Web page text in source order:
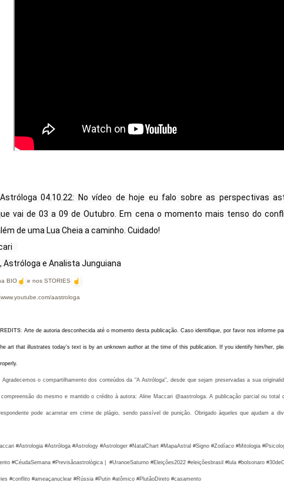
04.10.22: No vídeo de hoje eu falo sobre as perspectivas
vai de 03 a 09 de Outubro. Em cena o momento mais tenso do
de uma Lua Cheia a caminho. Cuidado!
Astróloga e Analista Junguiana
BIO e nos STORIES
www.youtube.com/aastrologa
: Arte de autoria desconhecida até o momento desta publicação. Caso identifique, por favor nos informe
art that illustrates today's text is by an unknown author at the time of this publication. If you identify him/her,
Agradecemos o compartilhamento dos conteúdos da "A Astróloga", desde que sejam preservadas a sua
do mesmo e mantido o crédito à autora: Aline Maccari @aastrologa. A publicação parcial ou
pode acarretar em crime de plágio, sendo passível de punição. Obrigado àqueles que ajudam a
#Astrologia #Astróloga #Astrology #Astrologer #NatalChart #MapaAstral #Signo #Zodíaco #Mitologia
#CéudaSemana #Previsãoastrológica |
#UranoeSaturno #Eleições2022 #eleiçõesbrasil #lula #bolsonaro
#conflito #ameaçanuclear #Rússia #Putin #atômico #PlutãoDireto #casamento